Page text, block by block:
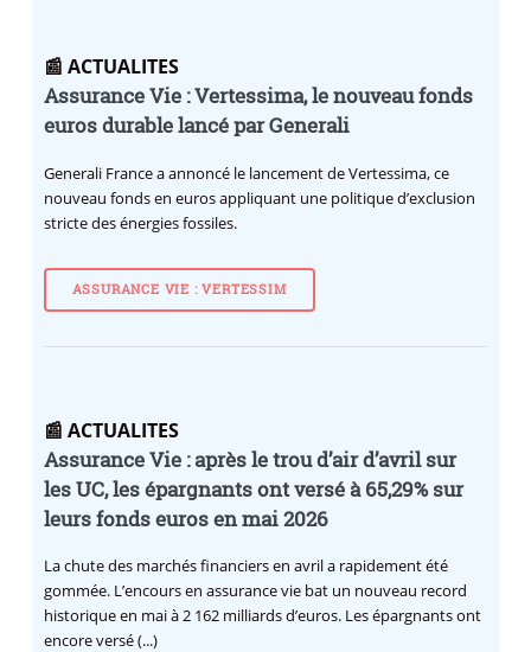
📰 ACTUALITES
Assurance Vie : Vertessima, le nouveau fonds
euros durable lancé par Generali
Generali France a annoncé le lancement de Vertessima, ce
nouveau fonds en euros appliquant une politique d’exclusion
stricte des énergies fossiles.
ASSURANCE VIE : VERTESSIM
📰 ACTUALITES
Assurance Vie : après le trou d’air d’avril sur
les UC, les épargnants ont versé à 65,29% sur
leurs fonds euros en mai 2026
La chute des marchés financiers en avril a rapidement été
gommée. L’encours en assurance vie bat un nouveau record
historique en mai à 2 162 milliards d’euros. Les épargnants ont
encore versé (...)